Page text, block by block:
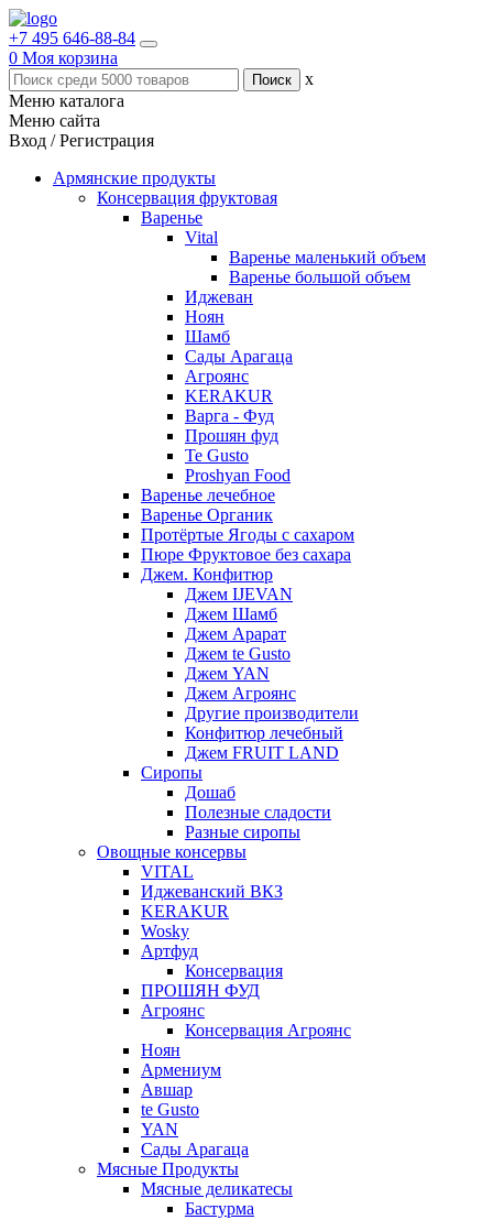
+7 495 646-88-84
0 Моя корзина
x
Меню каталога
Меню сайта
Вход / Регистрация
Армянские продукты
Консервация фруктовая
Варенье
Vital
Варенье маленький объем
Варенье большой объем
Иджеван
Ноян
Шамб
Сады Арагаца
Агроянс
KERAKUR
Варга - Фуд
Прошян фуд
Te Gusto
Proshyan Food
Варенье лечебное
Варенье Органик
Протёртые Ягоды с сахаром
Пюре Фруктовое без сахара
Джем. Конфитюр
Джем IJEVAN
Джем Шамб
Джем Арарат
Джем te Gusto
Джем YAN
Джем Агроянс
Другие производители
Конфитюр лечебный
Джем FRUIT LAND
Сиропы
Дошаб
Полезные сладости
Разные сиропы
Овощные консервы
VITAL
Иджеванский ВКЗ
KERAKUR
Wosky
Артфуд
Консервация
ПРОШЯН ФУД
Агроянс
Консервация Агроянс
Ноян
Армениум
Авшар
te Gusto
YAN
Сады Арагаца
Мясные Продукты
Мясные деликатесы
Бастурма